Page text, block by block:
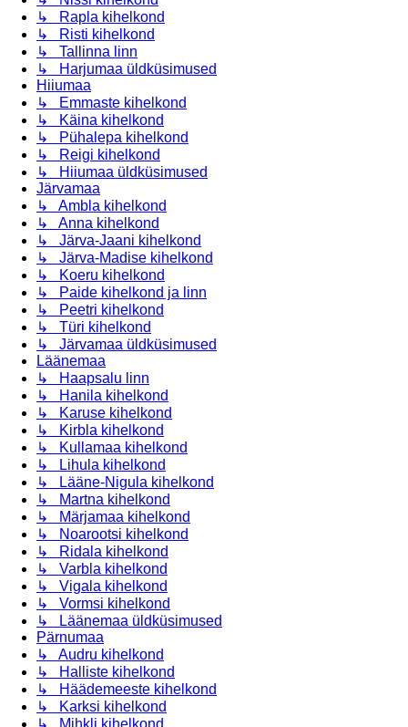
↳ Rapla kihelkond
↳ Risti kihelkond
↳ Tallinna linn
↳ Harjumaa üldküsimused
Hiiumaa
↳ Emmaste kihelkond
↳ Käina kihelkond
↳ Pühalepa kihelkond
↳ Reigi kihelkond
↳ Hiiumaa üldküsimused
Järvamaa
↳ Ambla kihelkond
↳ Anna kihelkond
↳ Järva-Jaani kihelkond
↳ Järva-Madise kihelkond
↳ Koeru kihelkond
↳ Paide kihelkond ja linn
↳ Peetri kihelkond
↳ Türi kihelkond
↳ Järvamaa üldküsimused
Läänemaa
↳ Haapsalu linn
↳ Hanila kihelkond
↳ Karuse kihelkond
↳ Kirbla kihelkond
↳ Kullamaa kihelkond
↳ Lihula kihelkond
↳ Lääne-Nigula kihelkond
↳ Martna kihelkond
↳ Märjamaa kihelkond
↳ Noarootsi kihelkond
↳ Ridala kihelkond
↳ Varbla kihelkond
↳ Vigala kihelkond
↳ Vormsi kihelkond
↳ Läänemaa üldküsimused
Pärnumaa
↳ Audru kihelkond
↳ Halliste kihelkond
↳ Häädemeeste kihelkond
↳ Karksi kihelkond